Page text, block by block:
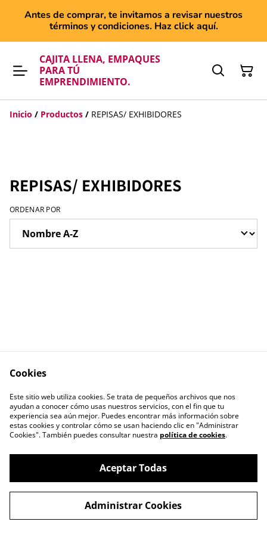
Antes de comprar, te invitamos a revisar nuestros
términos y condiciones. Haz click aquí.
CAJITA LLENA, EMPAQUES
PARA TÚ
EMPRENDIMIENTO.
Inicio / Productos / REPISAS/ EXHIBIDORES
REPISAS/ EXHIBIDORES
ORDENAR POR
Contáctanos
©2026
CAJITA LLENA, EMPAQUES PARA TÚ
EMPRENDIMIENTO.
powered by
Cookies
Este sitio web utiliza cookies. Se trata de pequeños archivos que nos
ayudan a conocer cómo usas nuestros servicios, con el fin que tu
experiencia sea aún mejor. Puedes encontrar más información sobre
estas cookies y controlar cómo se usan haciendo clic en "Administrar
Cookies". También puedes consultar nuestra política de cookies.
Aceptar Todas
Administrar Cookies